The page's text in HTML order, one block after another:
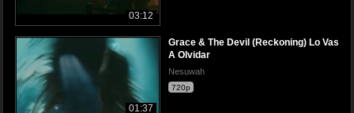
03:12
01:37
Grace & The Devil (Reckoning) Lo Vas
A Olvidar
Nesuwah
720p